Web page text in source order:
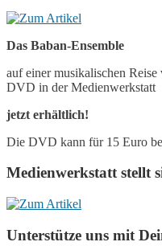
Das Baban-Ensemble
auf einer musikalischen
DVD in der Medienwerkstatt
jetzt erhältlich!
Die DVD kann für 15 Euro
Medienwerkstatt stellt
Unterstütze uns mit